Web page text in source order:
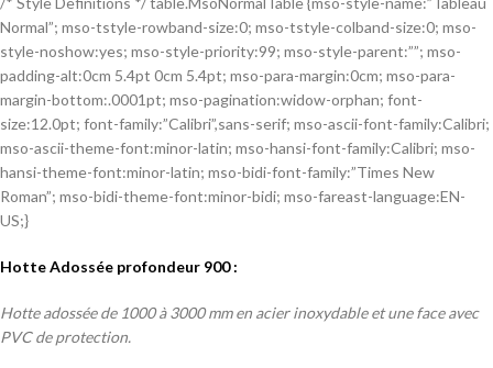
Normal”; mso-tstyle-rowband-size:0; mso-tstyle-colband-size:0; mso-
style-noshow:yes; mso-style-priority:99; mso-style-parent:””; mso-
padding-alt:0cm 5.4pt 0cm 5.4pt; mso-para-margin:0cm; mso-para-
margin-bottom:.0001pt; mso-pagination:widow-orphan; font-
size:12.0pt; font-family:”Calibri”,sans-serif; mso-ascii-font-family:Calibri;
mso-ascii-theme-font:minor-latin; mso-hansi-font-family:Calibri; mso-
hansi-theme-font:minor-latin; mso-bidi-font-family:”Times New
Roman”; mso-bidi-theme-font:minor-bidi; mso-fareast-language:EN-
US;}
Hotte Adossée profondeur 900 :
Hotte adossée de 1000 à 3000 mm en acier inoxydable et une face avec
PVC de protection.